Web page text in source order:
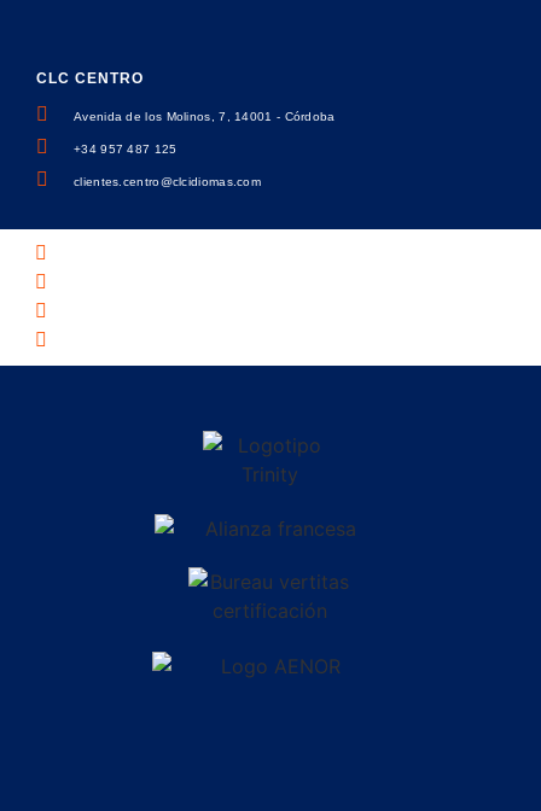
CLC CENTRO
Avenida de los Molinos, 7, 14001 - Córdoba
+34 957 487 125
clientes.centro@clcidiomas.com